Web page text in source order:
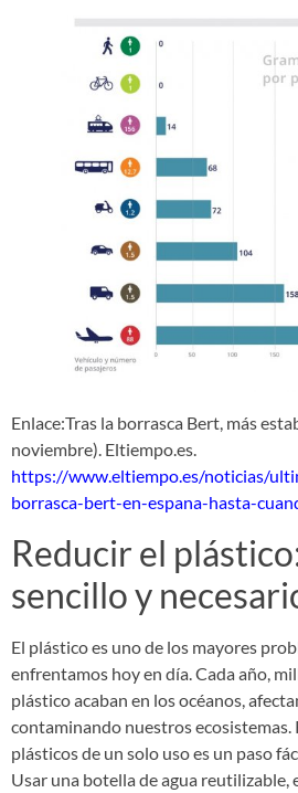
Enlace:Tras la borrasca Bert, más
noviembre). Eltiempo.es.
https://www.eltiempo.es/noticias/
borrasca-bert-en-espana-hasta-
Reducir el
sencillo y
El plástico es uno de los mayores
enfrentamos hoy en día. Cada año,
plástico acaban en los océanos,
contaminando nuestros ecosistemas.
plásticos de un solo uso es un paso
Usar una botella de agua reutilizable,